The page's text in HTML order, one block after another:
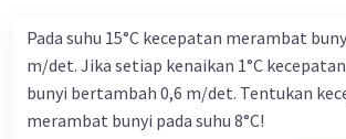
ttotal = 1 s
Jadi jawaban yang benar adalah B.
Beri Rating·0.0(0)
Pada suhu 15°C kecepatan merambat
m/det. Jika setiap kenaikan 1°C
bunyi bertambah 0,6 m/det. Tentukan
merambat bunyi pada suhu 8°C!